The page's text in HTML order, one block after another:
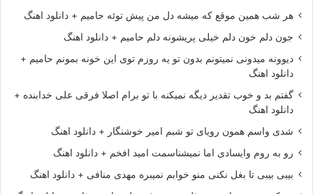
هر شب همین موقع که میشه دل من پیش توئه حامیم + دانلود اهنگ
جون دلم خون دلم خیلی پریشونه دلم حامیم + دانلود اهنگ
دیوونه میدونی نمیتونم بدون تو یه روزم توی این خونه بمونم حامیم +
دانلود اهنگ
گفتم بد و خوب تقدیر دیگه نمیکنه با تو برام اصلا فرقی علی خدابنده +
دانلود اهنگ
شدی واسم همون رویای تو شبم امیر خوشنگار + دانلود اهنگ
رو به روم وایسادی اما نمیشناسمت امید افخم + دانلود اهنگ
بیبی بیبی تا بغل نکنی منو خوابم نمیبره مهدی منافی + دانلود اهنگ